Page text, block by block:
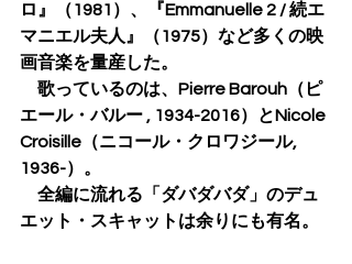
ロ』（1981）、『Emmanuelle 2 / 続エ
マニエル夫人』（1975）など多くの映
画音楽を量産した。
歌っているのは、Pierre Barouh（ピ
エール・バルー , 1934-2016）とNicole
Croisille（ニコール・クロワジール,
1936-）。
全編に流れる「ダバダバダ」のデュ
エット・スキャットは余りにも有名。